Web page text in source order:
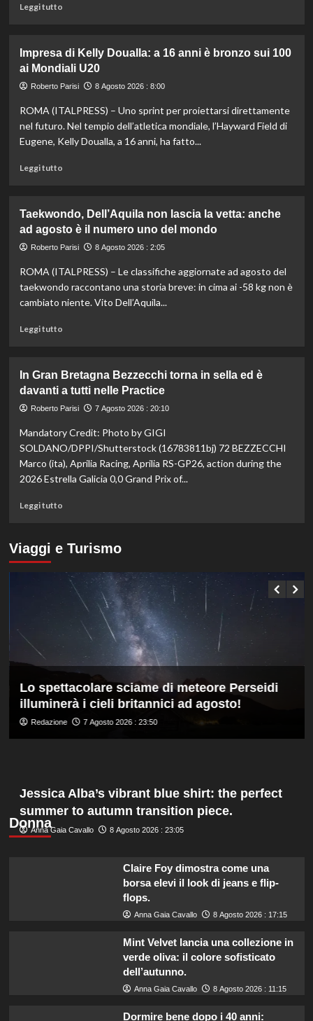
Leggi tuttoLeggi
Nuoto
di
fondo,
d’argento
nella
staffetta
Impresa di Kelly Doualla: a 16 anni è bronzo sui 100
ai Mondiali U20
Roberto Parisi 8 Agosto 2026 : 8:00
ROMA (ITALPRESS) – Uno sprint per proiettarsi direttamente
nel futuro. Nel tempio dell’atletica mondiale, l’Hayward Field di
Eugene, Kelly Doualla, a 16 anni, ha fatto...
Leggi tuttoLeggi
Impresa
di
Kelly
a
16
anni
Mondiali
U20
Taekwondo, Dell’Aquila non lascia la vetta: anche
ad agosto è il numero uno del mondo
Roberto Parisi 8 Agosto 2026 : 2:05
ROMA (ITALPRESS) – Le classifiche aggiornate ad agosto del
taekwondo raccontano una storia breve: in cima ai -58 kg non è
cambiato niente. Vito Dell’Aquila...
Leggi tuttoLeggi
Taekwondo,
Dell’Aquila
non
la
vetta:
anche
ad
del
In Gran Bretagna Bezzecchi torna in sella ed è
davanti a tutti nelle Practice
Roberto Parisi 7 Agosto 2026 : 20:10
Mandatory Credit: Photo by GIGI
SOLDANO/DPPI/Shutterstock (16783811bj) 72 BEZZECCHI
Marco (ita), Aprilia Racing, Aprilia RS-GP26, action during the
2026 Estrella Galicia 0,0 Grand Prix of...
Leggi tuttoLeggi
su
Gran
Bretagna
Bezzecchi
sella
ed
davanti
a
tutti
nelle
Viaggi e Turismo
Lo spettacolare sciame di meteore Perseidi
illuminerà i cieli britannici ad agosto!
Redazione 7 Agosto 2026 : 23:50
Donna
Jessica Alba’s vibrant blue shirt: the perfect
summer to autumn transition piece.
Anna Gaia Cavallo 8 Agosto 2026 : 23:05
Claire Foy dimostra come una
borsa elevi il look di jeans e flip-
flops.
Anna Gaia Cavallo 8 Agosto 2026 : 17:15
Mint Velvet lancia una collezione in
verde oliva: il colore sofisticato
dell’autunno.
Anna Gaia Cavallo 8 Agosto 2026 : 11:15
Dormire bene dopo i 40 anni: